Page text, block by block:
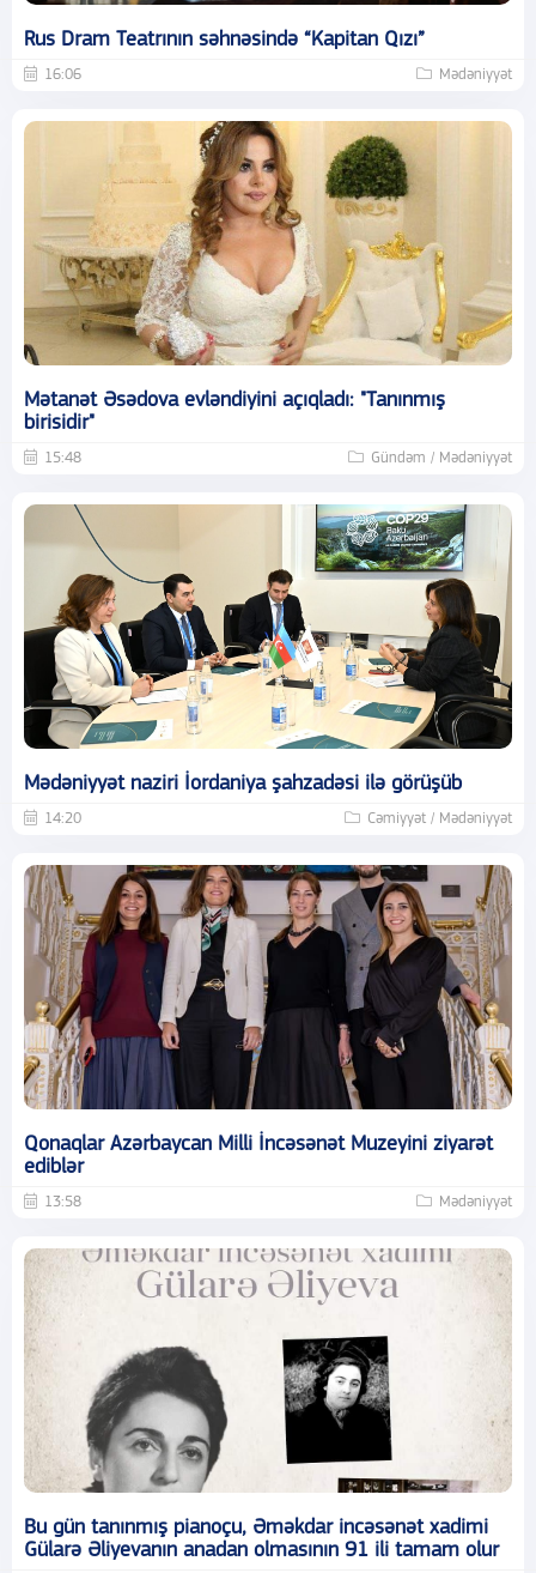
Rus Dram Teatrının səhnəsində “Kapitan Qızı”
16:06 Mədəniyyət
Mətanət Əsədova evləndiyini açıqladı: "Tanınmış
birisidir"
15:48 Gündəm / Mədəniyyət
Mədəniyyət naziri İordaniya şahzadəsi ilə görüşüb
14:20 Cəmiyyət / Mədəniyyət
Qonaqlar Azərbaycan Milli İncəsənət Muzeyini ziyarət
ediblər
13:58 Mədəniyyət
Bu gün tanınmış pianoçu, Əməkdar incəsənət xadimi
Gülarə Əliyevanın anadan olmasının 91 ili tamam olur